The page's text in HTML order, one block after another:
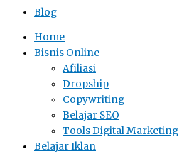
Blog
Home
Bisnis Online
Afiliasi
Dropship
Copywriting
Belajar SEO
Tools Digital Marketing
Belajar Iklan